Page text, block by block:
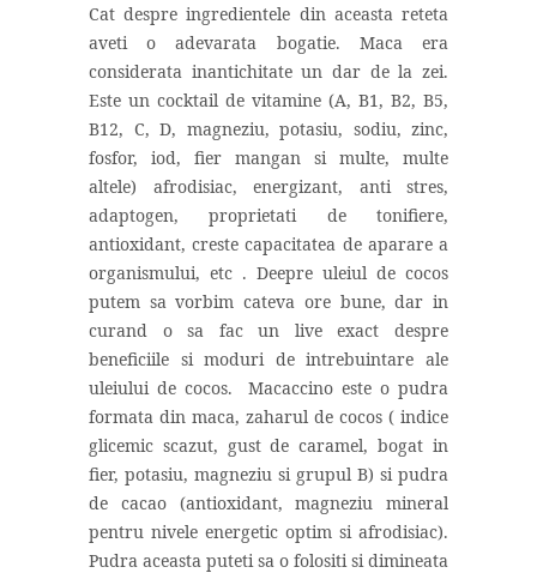
Cat despre ingredientele din aceasta reteta
aveti o adevarata bogatie. Maca era
considerata inantichitate un dar de la zei.
Este un cocktail de vitamine (A, B1, B2, B5,
B12, C, D, magneziu, potasiu, sodiu, zinc,
fosfor, iod, fier mangan si multe, multe
altele) afrodisiac, energizant, anti stres,
adaptogen, proprietati de tonifiere,
antioxidant, creste capacitatea de aparare a
organismului, etc . Deepre uleiul de cocos
putem sa vorbim cateva ore bune, dar in
curand o sa fac un live exact despre
beneficiile si moduri de intrebuintare ale
uleiului de cocos.
Macaccino este o pudra
formata din maca, zaharul de cocos ( indice
glicemic scazut, gust de caramel, bogat in
fier, potasiu, magneziu si grupul B) si pudra
de cacao (antioxidant, magneziu mineral
pentru nivele energetic optim si afrodisiac).
Pudra aceasta puteti sa o folositi si dimineata